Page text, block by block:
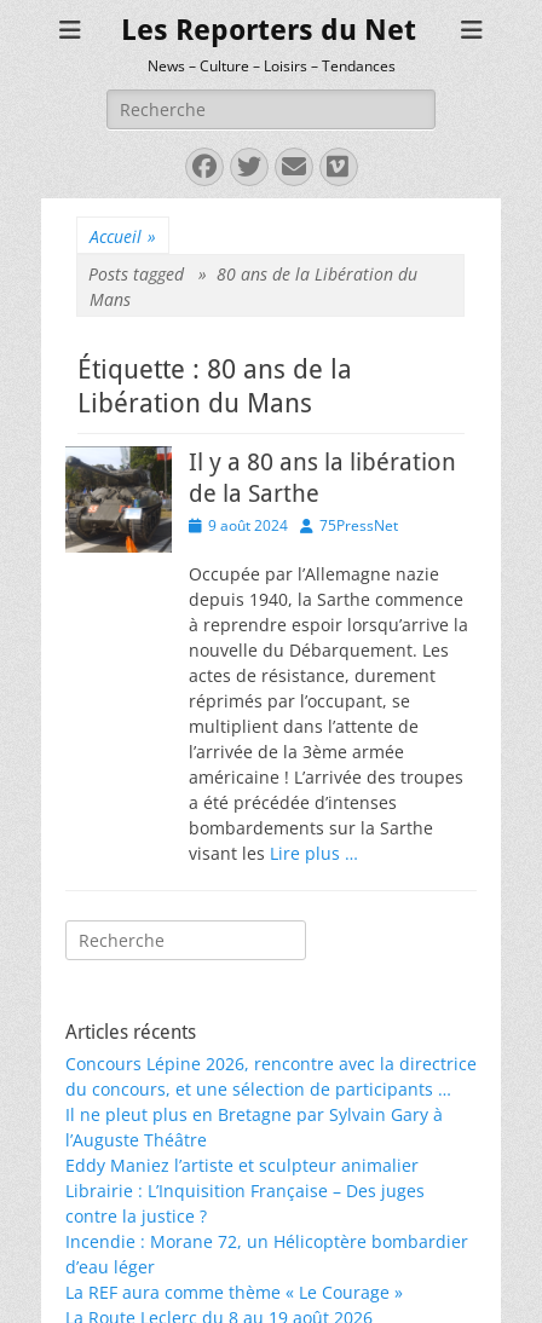
Les Reporters du Net
News – Culture – Loisirs – Tendances
Rechercher :
Facebook
Twitter
E-
mail
Vimeo
Accueil »
Posts tagged » 80 ans de la Libération du
Mans
Étiquette : 80 ans de la
Libération du Mans
Il y a 80 ans la libération
de la Sarthe
Posted
9 août 2024 Author
75PressNet
Occupée par l’Allemagne nazie
depuis 1940, la Sarthe commence
à reprendre espoir lorsqu’arrive la
nouvelle du Débarquement. Les
actes de résistance, durement
réprimés par l’occupant, se
multiplient dans l’attente de
l’arrivée de la 3ème armée
américaine ! L’arrivée des troupes
a été précédée d’intenses
bombardements sur la Sarthe
visant les Lire plus …
Rechercher :
Articles récents
Concours Lépine 2026, rencontre avec la directrice
du concours, et une sélection de participants …
Il ne pleut plus en Bretagne par Sylvain Gary à
l’Auguste Théâtre
Eddy Maniez l’artiste et sculpteur animalier
Librairie : L’Inquisition Française – Des juges
contre la justice ?
Incendie : Morane 72, un Hélicoptère bombardier
d’eau léger
La REF aura comme thème « Le Courage »
La Route Leclerc du 8 au 19 août 2026